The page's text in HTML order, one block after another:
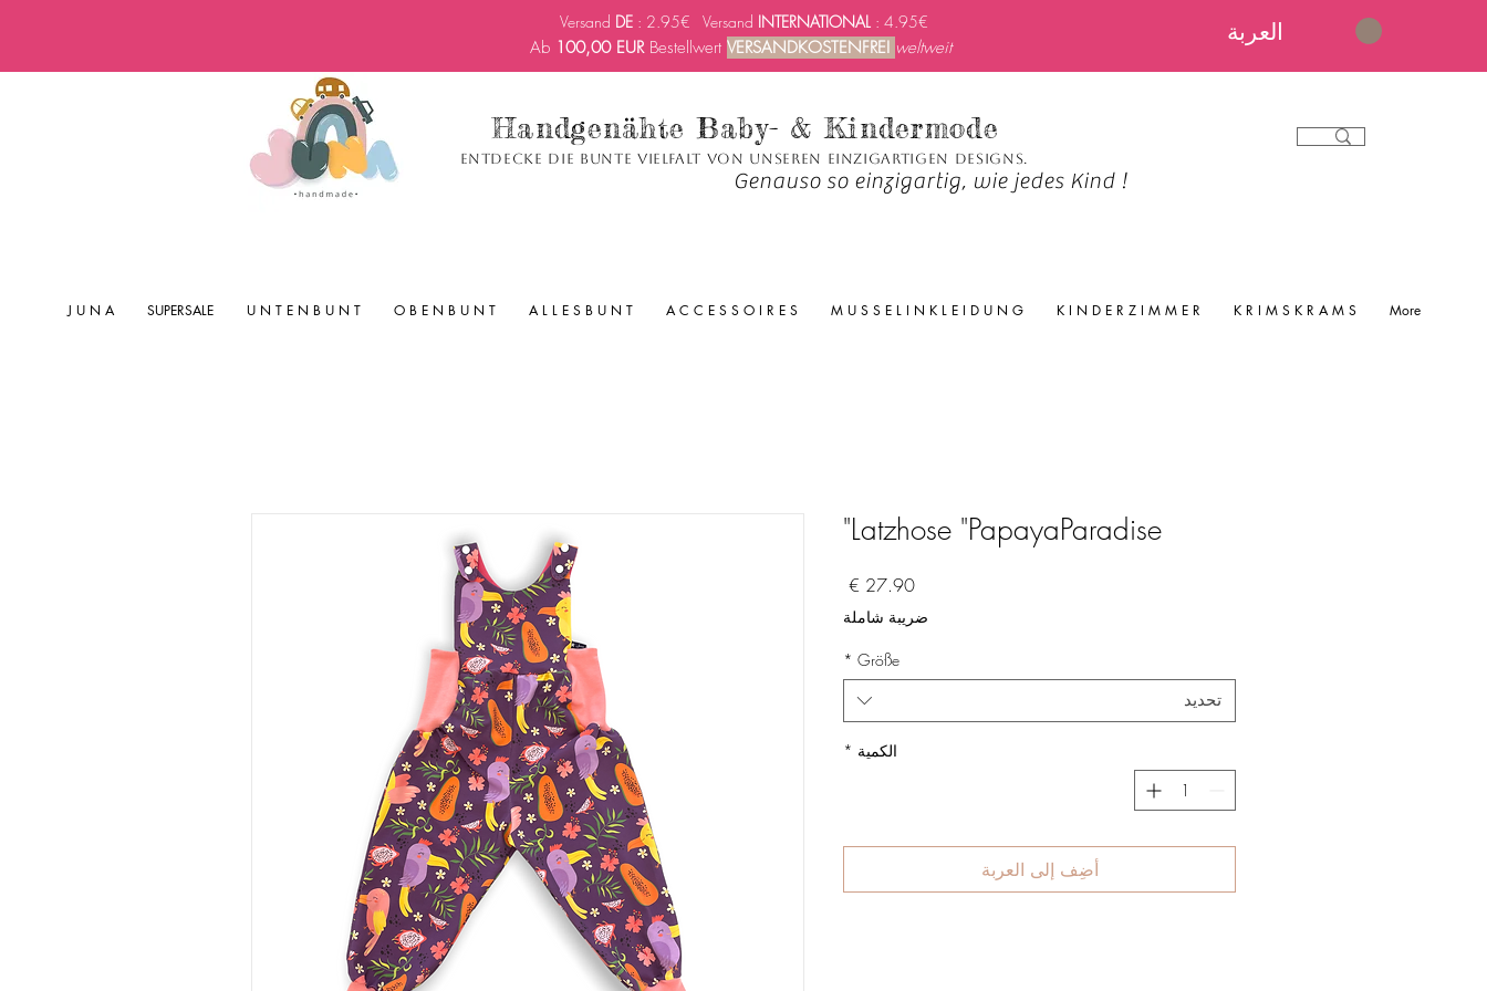
العربة Versand DE : 2.95€ Versand INTERNATIONAL : 4.95€
Ab 100,00 EURBestellwert VERSANDKOSTENFREI weltweit
Handgenähte Baby- & Kindermode
Entdecke die bunte Vielfalt von unseren einzigartigen Designs.
Genauso so einzigartig, wie jedes Kind !
J U N A SUPERSALE U N T E N B U N T O B E N B U N T A L L E S B U N T A C C E S S O I R E S M U S S E L I N K L E I D U N G K I N D E R Z I M M E R K R I M S K R A M S More
Latzhose "PapayaParadise"
السعر
ضريبة شاملة
Größe
*
تحديد
الكمية *
أضِف إلى العربة